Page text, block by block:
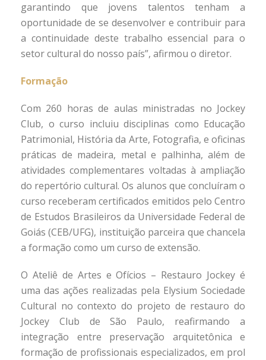
garantindo que jovens talentos tenham a
oportunidade de se desenvolver e contribuir para
a continuidade deste trabalho essencial para o
setor cultural do nosso país”, afirmou o diretor.
Formação
Com 260 horas de aulas ministradas no Jockey
Club, o curso incluiu disciplinas como Educação
Patrimonial, História da Arte, Fotografia, e oficinas
práticas de madeira, metal e palhinha, além de
atividades complementares voltadas à ampliação
do repertório cultural. Os alunos que concluíram o
curso receberam certificados emitidos pelo Centro
de Estudos Brasileiros da Universidade Federal de
Goiás (CEB/UFG), instituição parceira que chancela
a formação como um curso de extensão.
O Ateliê de Artes e Ofícios – Restauro Jockey é
uma das ações realizadas pela Elysium Sociedade
Cultural no contexto do projeto de restauro do
Jockey Club de São Paulo, reafirmando a
integração entre preservação arquitetônica e
formação de profissionais especializados, em prol